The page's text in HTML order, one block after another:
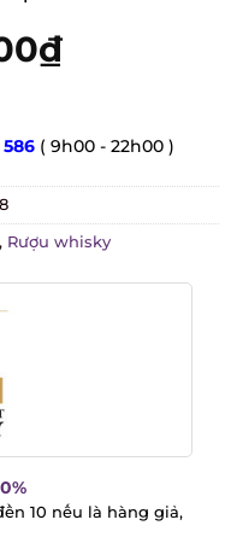
₫
10 nếu là hàng